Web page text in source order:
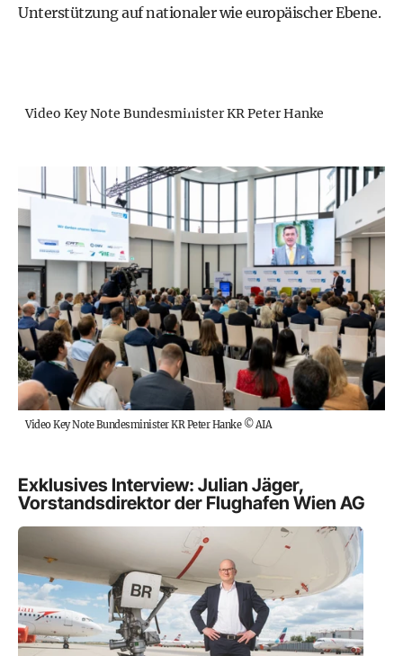
Unterstützung auf nationaler wie europäischer Ebene.
Video Key Note Bundesminister KR Peter Hanke
Video Key Note Bundesminister KR Peter Hanke©AIA
Exklusives Interview: Julian Jäger,
Vorstandsdirektor der Flughafen Wien AG